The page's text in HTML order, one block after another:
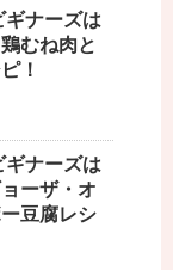
ギナーズは
むね肉と
！
ギナーズは
ーザ・オ
豆腐レシ